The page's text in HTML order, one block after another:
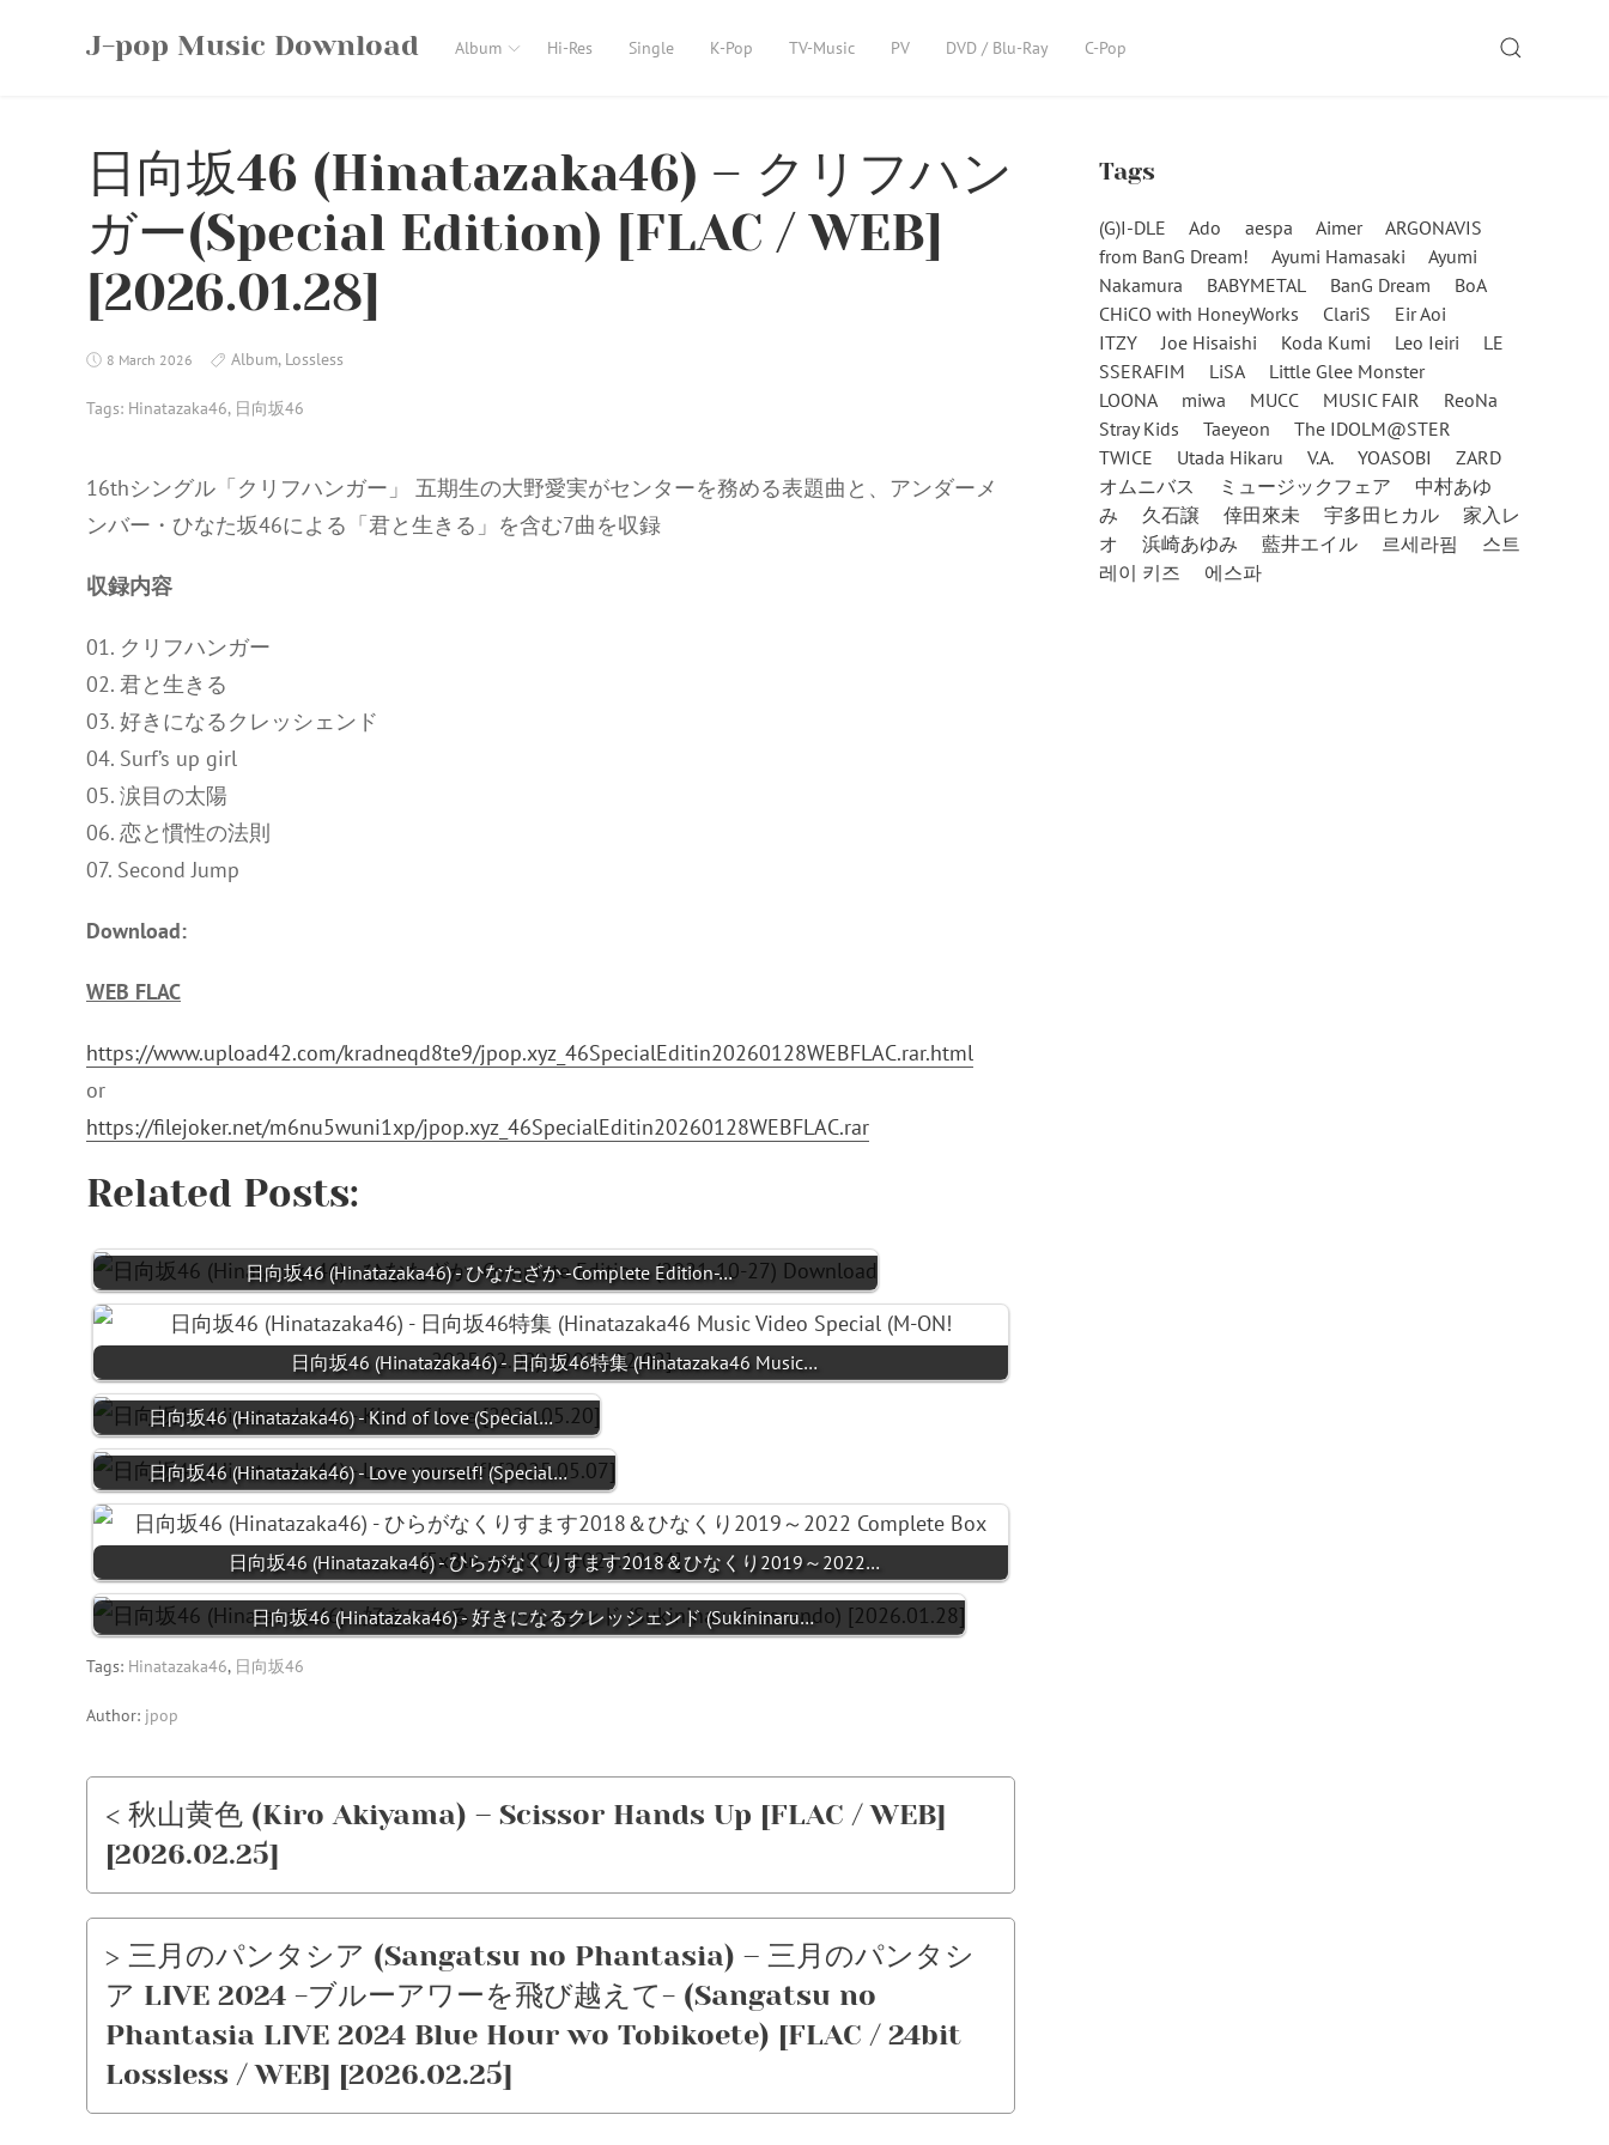
J-pop Music Download Album Hi-Res Single K-Pop TV-Music PV DVD / Blu-Ray C-Pop SEARCH
日向坂46 (Hinatazaka46) – クリフハン
ガー(Special Edition) [FLAC / WEB]
[2026.01.28]
8 March 2026 Album, Lossless
Tags: Hinatazaka46, 日向坂46
16thシングル「クリフハンガー」 五期生の大野愛実がセンターを務める表題曲と、アンダーメ
ンバー・ひなた坂46による「君と生きる」を含む7曲を収録
収録内容
01. クリフハンガー
02. 君と生きる
03. 好きになるクレッシェンド
04. Surf’s up girl
05. 涙目の太陽
06. 恋と慣性の法則
07. Second Jump
Download:
WEB FLAC
https://www.upload42.com/kradneqd8te9/jpop.xyz_46SpecialEditin20260128WEBFLAC.rar.html
or
https://filejoker.net/m6nu5wuni1xp/jpop.xyz_46SpecialEditin20260128WEBFLAC.rar
Related Posts:
日向坂46 (Hinatazaka46) - ひなたざか -Complete Edition-…
日向坂46 (Hinatazaka46) - 日向坂46特集 (Hinatazaka46 Music…
日向坂46 (Hinatazaka46) - Kind of love (Special…
日向坂46 (Hinatazaka46) - Love yourself! (Special…
日向坂46 (Hinatazaka46) - ひらがなくりすます2018＆ひなくり2019～2022…
日向坂46 (Hinatazaka46) - 好きになるクレッシェンド (Sukininaru…
Tags: Hinatazaka46, 日向坂46
Author: jpop
< 秋山黄色 (Kiro Akiyama) – Scissor Hands Up [FLAC / WEB]
[2026.02.25]
> 三月のパンタシア (Sangatsu no Phantasia) – 三月のパンタシ
ア LIVE 2024 -ブルーアワーを飛び越えて- (Sangatsu no
Phantasia LIVE 2024 Blue Hour wo Tobikoete) [FLAC / 24bit
Lossless / WEB] [2026.02.25]
Tags
(G)I-DLE Ado aespa Aimer
ARGONAVIS
from BanG Dream!
Ayumi Hamasaki
Ayumi
Nakamura
BABYMETAL BanG Dream
BoA
CHiCO with HoneyWorks
ClariS
Eir Aoi
ITZY
Joe Hisaishi Koda Kumi Leo Ieiri
LE
SSERAFIM
LiSA
Little Glee Monster
LOONA
miwa MUCC MUSIC FAIR
ReoNa
Stray Kids
Taeyeon
The IDOLM@STER
TWICE
Utada Hikaru V.A. YOASOBI
ZARD
オムニバス
ミュージックフェア
中村あゆ
み
久石譲 倖田來未 宇多田ヒカル
家入レ
オ
浜崎あゆみ 藍井エイル 르세라핌
스트
레이 키즈
에스파